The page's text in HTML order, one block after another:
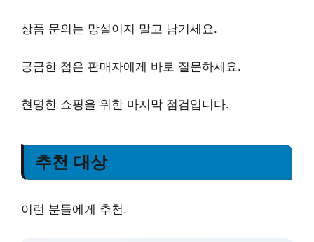
상품 문의 는 망설이지 말고 남기세요.
궁금한 점은 판매자에게 바로 질문하세요.
현명한 쇼핑을 위한 마지막 점검입니다.
추천 대상
이런 분들에게 추천.